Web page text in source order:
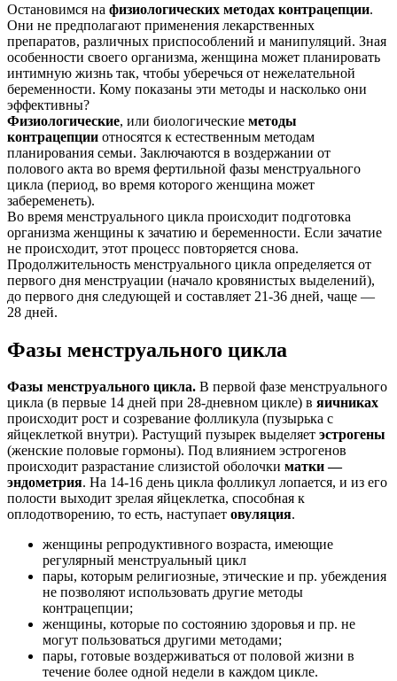
Остановимся на физиологических методах контрацепции.
Они не предполагают применения лекарственных
препаратов, различных приспособлений и манипуляций. Зная
особенности своего организма, женщина может планировать
интимную жизнь так, чтобы уберечься от нежелательной
беременности. Кому показаны эти методы и насколько они
эффективны?
Физиологические, или биологические методы
контрацепции относятся к естественным методам
планирования семьи. Заключаются в воздержании от
полового акта во время фертильной фазы менструального
цикла (период, во время которого женщина может
забеременеть).
Во время менструального цикла происходит подготовка
организма женщины к зачатию и беременности. Если зачатие
не происходит, этот процесс повторяется снова.
Продолжительность менструального цикла определяется от
первого дня менструации (начало кровянистых выделений),
до первого дня следующей и составляет 21-36 дней, чаще —
28 дней.
Фазы менструального цикла
Фазы менструального цикла. В первой фазе менструального
цикла (в первые 14 дней при 28-дневном цикле) в яичниках
происходит рост и созревание фолликула (пузырька с
яйцеклеткой внутри). Растущий пузырек выделяет эстрогены
(женские половые гормоны). Под влиянием эстрогенов
происходит разрастание слизистой оболочки матки —
эндометрия. На 14-16 день цикла фолликул лопается, и из его
полости выходит зрелая яйцеклетка, способная к
оплодотворению, то есть, наступает овуляция.
женщины репродуктивного возраста, имеющие
регулярный менструальный цикл
пары, которым религиозные, этические и пр. убеждения
не позволяют использовать другие методы
контрацепции;
женщины, которые по состоянию здоровья и пр. не
могут пользоваться другими методами;
пары, готовые воздерживаться от половой жизни в
течение более одной недели в каждом цикле.